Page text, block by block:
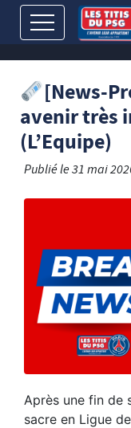
[News-
avenir très
(L’Equipe)
Publié le31 mai
Après une fin de
sacre en Ligue